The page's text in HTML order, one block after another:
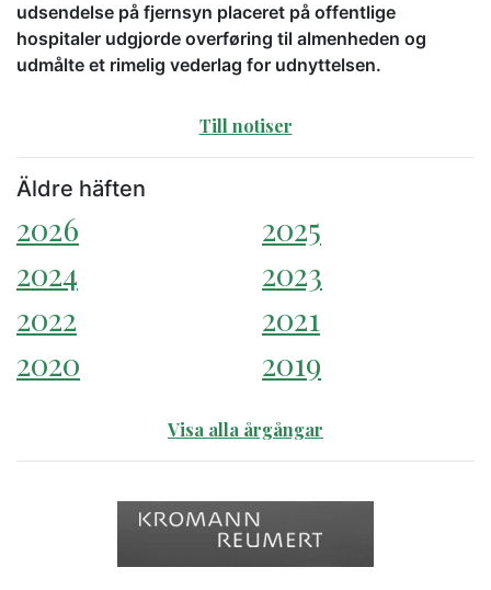
udsendelse på fjernsyn placeret på offentlige
hospitaler udgjorde overføring til almenheden og
udmålte et rimelig vederlag for udnyttelsen.
Till notiser
Äldre häften
2026
2025
2024
2023
2022
2021
2020
2019
Visa alla årgångar